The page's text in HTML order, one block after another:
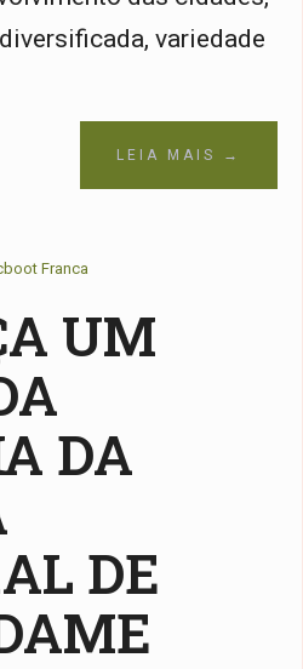
variedade
LEIA MAIS →
Franca
UM
DA
DE